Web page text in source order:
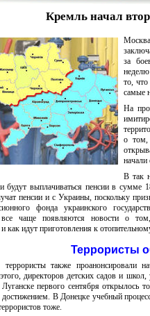
Кремль начал
за
то,
самые
На
о том,
начали
В так
будут выплачиваться пенсии в
пенсии и с Украины, поскольку
фонда украинского
все чаще появляются новости о
как идут приготовления к
Террористы
также проанонсировали
директоров детских садов и
первого сентября
В Донецке учебный
тоже.